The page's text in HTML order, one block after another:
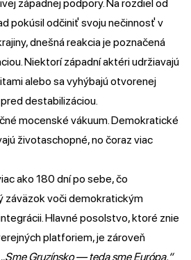
západnej podpory. Na rozdiel od
pokúsil odčiniť svoju nečinnosť v
dnešná reakcia je poznačená
Niektorí západní aktéri udržiavajú
alebo sa vyhýbajú otvorenej
destabilizáciou.
mocenské vákuum. Demokratické
životaschopné, no čoraz viac
ako 180 dní po sebe, čo
záväzok voči demokratickým
Hlavné posolstvo, ktoré znie
platforiem, je zároveň
„Sme Gruzínsko — teda sme Európa.“